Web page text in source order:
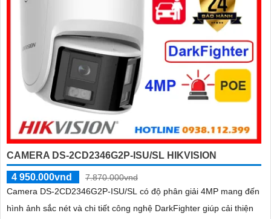
CAMERA DS-2CD2346G2P-ISU/SL HIKVISION
4 950.000vnd
7.870.000vnd
Camera DS-2CD2346G2P-ISU/SL có độ phân giải 4MP mang đến
hình ảnh sắc nét và chi tiết công nghệ DarkFighter giúp cải thiện